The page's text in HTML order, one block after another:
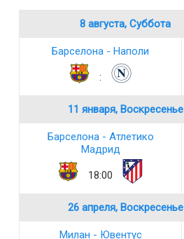
8 августа, Суббота
Барселона - Наполи
:
11 января, Воскресенье
Барселона - Атлетико
Мадрид
18:00
26 апреля, Воскресенье
Милан - Ювентус